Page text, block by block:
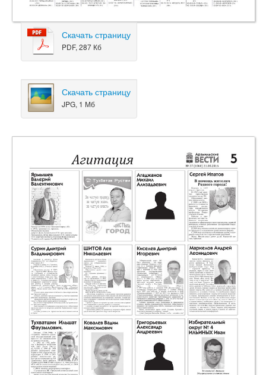
Скачать страницу
PDF, 287 Кб
Скачать страницу
JPG, 1 Мб